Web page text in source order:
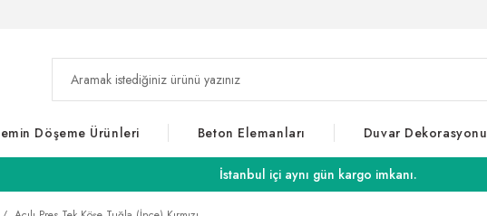
Döşeme Ürünleri Beton Elemanları Duvar Dekorasyonu
İstanbul içi aynı gün kargo imkanı.